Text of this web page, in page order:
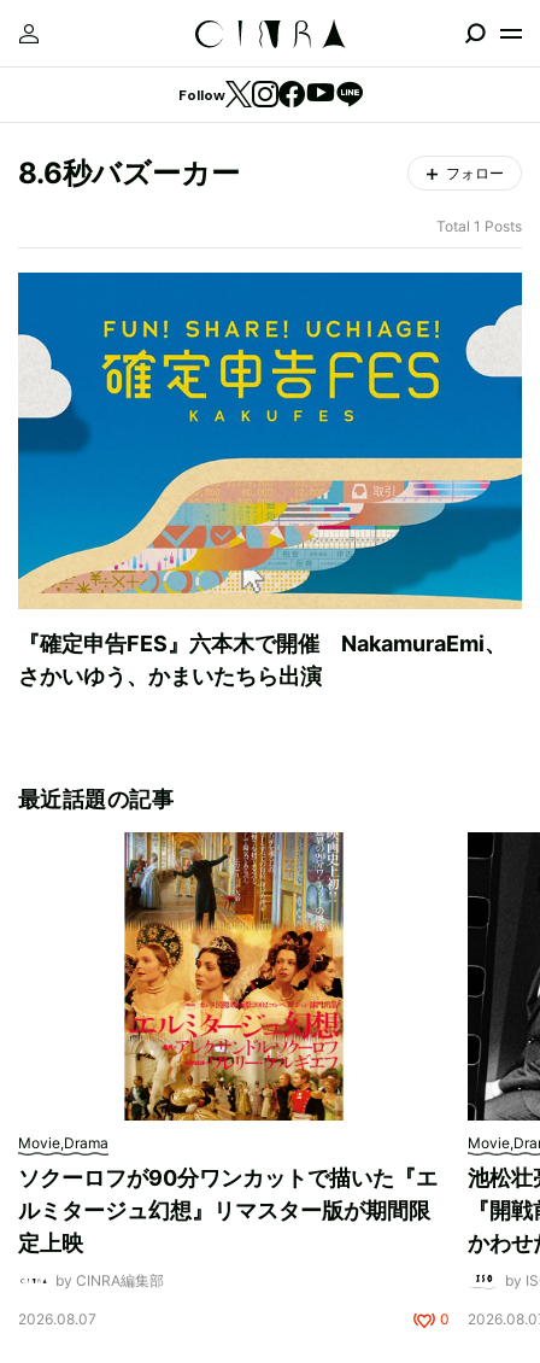
Follow
8.6秒バズーカー フォロー
Total 1 Posts
『確定申告FES』六本木で開催 NakamuraEmi、
さかいゆう、かまいたちら出演
最近話題の記事
Movie,Drama
ソクーロフが90分ワンカットで描いた『エ
ルミタージュ幻想』リマスター版が期間限
定上映
by CINRA編集部
2026.08.07 0
池松壮
『開
かわせ
by